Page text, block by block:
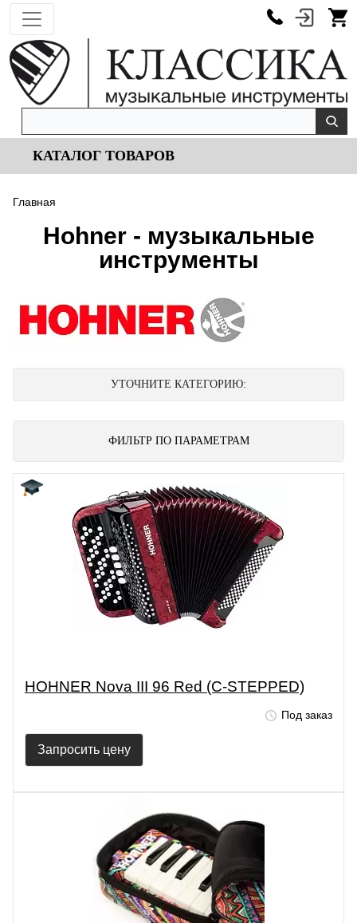
КАТАЛОГ ТОВАРОВ
Главная
Hohner - музыкальные
инструменты
УТОЧНИТЕ КАТЕГОРИЮ:
ФИЛЬТР ПО ПАРАМЕТРАМ
HOHNER Nova III 96 Red (C-STEPPED)
Под заказ
Запросить цену